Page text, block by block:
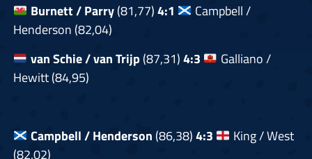
Burnett / Parry(81,77)4:1
Campbell /
Henderson (82,04)
van Schie / van Trijp (87,31)4:3
Galliano /
Hewitt (84,95)
Campbell / Henderson (86,38)4:3
King / West
(82,02)